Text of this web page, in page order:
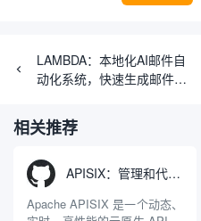
LAMBDA：本地化AI邮件自
动化系统，快速生成邮件
相关推荐
APISIX：管理和代理API及大模型流量的高性能网关
Apache APISIX 是一个动态、